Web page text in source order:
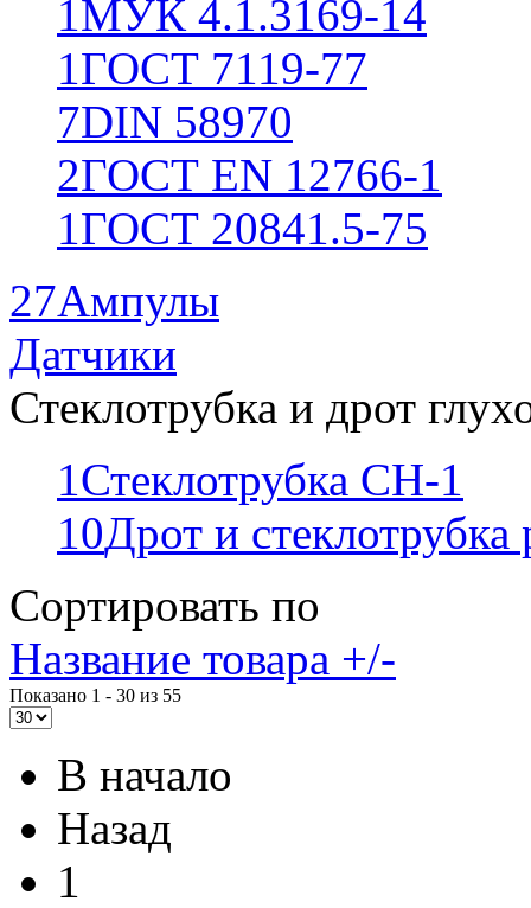
1МУК 4.1.3169-14
1ГОСТ 7119-77
7DIN 58970
2ГОСТ EN 12766-1
1ГОСТ 20841.5-75
27Ампулы
Датчики
Стеклотрубка и дрот
1Стеклотрубка СН-1
10Дрот и
Сортировать по
Название товара +/-
Показано 1 - 30 из 55
В начало
Назад
1